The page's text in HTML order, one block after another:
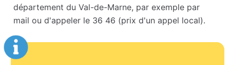
département du Val-de-Marne, par exemple par
mail ou d'appeler le 36 46 (prix d'un appel local).